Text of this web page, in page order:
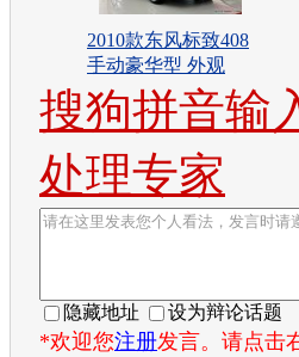
2010款东风标致408
手动豪华型 外观
搜狗拼音输
处理专家
隐藏地址 设为辩论话题
*欢迎您注册发言。请点击